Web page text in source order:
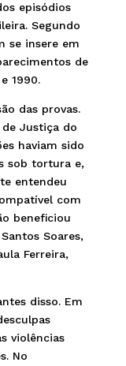
episódios
Segundo
se insere em
de
1990.
das provas.
Justiça do
haviam sido
sob tortura e,
entendeu
com
beneficiou
Soares,
Ferreira,
disso. Em
violências
No